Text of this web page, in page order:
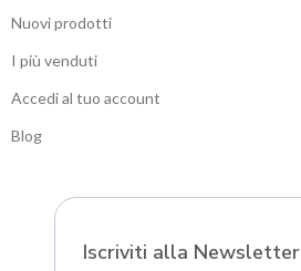
Nuovi prodotti
I più venduti
Accedi al tuo account
Blog
Iscriviti alla Newsletter